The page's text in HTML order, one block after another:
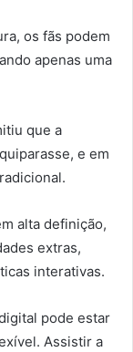
os fãs podem
apenas uma
que a
e em
alta definição,
extras,
interativas.
pode estar
Assistir a